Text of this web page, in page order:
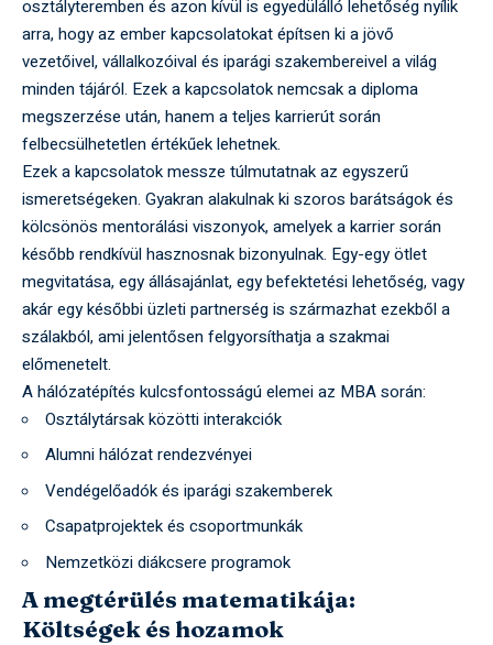
osztályteremben és azon kívül is egyedülálló lehetőség nyílik
arra, hogy az ember kapcsolatokat építsen ki a jövő
vezetőivel, vállalkozóival és iparági szakembereivel a világ
minden tájáról. Ezek a kapcsolatok nemcsak a diploma
megszerzése után, hanem a teljes karrierút során
felbecsülhetetlen értékűek lehetnek.
Ezek a kapcsolatok messze túlmutatnak az egyszerű
ismeretségeken. Gyakran alakulnak ki szoros barátságok és
kölcsönös mentorálási viszonyok, amelyek a karrier során
később rendkívül hasznosnak bizonyulnak. Egy-egy ötlet
megvitatása, egy állásajánlat, egy befektetési lehetőség, vagy
akár egy későbbi üzleti partnerség is származhat ezekből a
szálakból, ami jelentősen felgyorsíthatja a szakmai
előmenetelt.
A hálózatépítés kulcsfontosságú elemei az MBA során:
Osztálytársak közötti interakciók
Alumni hálózat rendezvényei
Vendégelőadók és iparági szakemberek
Csapatprojektek és csoportmunkák
Nemzetközi diákcsere programok
A megtérülés matematikája:
Költségek és hozamok